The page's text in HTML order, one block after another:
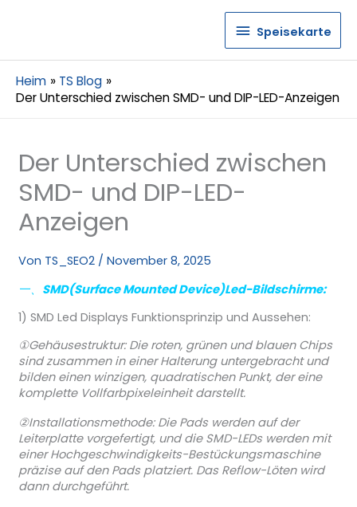
Speisekarte
Speisekarte
Heim
TS Blog
Der Unterschied zwischen SMD- und DIP-LED-Anzeigen
Der Unterschied zwischen
SMD- und DIP-LED-
Anzeigen
Von TS_SEO2 / November 8, 2025
一、 SMD(Surface Mounted Device)Led-Bildschirme:
1) SMD Led Displays Funktionsprinzip und Aussehen:
①Gehäusestruktur: Die roten, grünen und blauen Chips
sind zusammen in einer Halterung untergebracht und
bilden einen winzigen, quadratischen Punkt, der eine
komplette Vollfarbpixeleinheit darstellt.
②Installationsmethode: Die Pads werden auf der
Leiterplatte vorgefertigt, und die SMD-LEDs werden mit
einer Hochgeschwindigkeits-Bestückungsmaschine
präzise auf den Pads platziert. Das Reflow-Löten wird
dann durchgeführt.